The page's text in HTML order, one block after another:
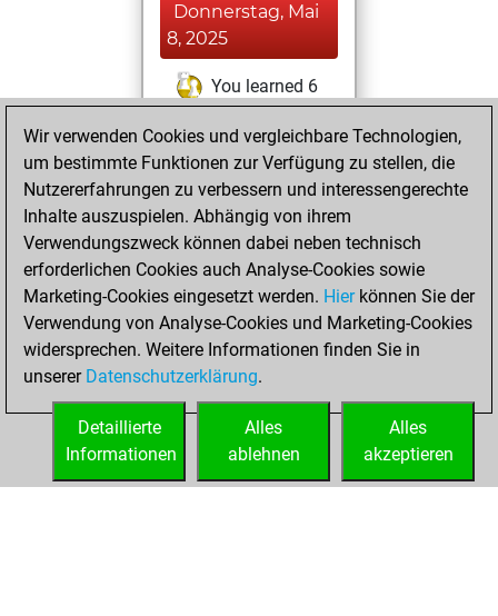
Donnerstag, Mai
8, 2025
You learned 6
Sonntag, Mai 4,
2025
You achieved a
BeautyScore of 9
Fritz
You
achieved a new Elo
of 1606
You created
your Fritz account
Wir verwenden Cookies und vergleichbare Technologien,
um bestimmte Funktionen zur Verfügung zu stellen, die
Nutzererfahrungen zu verbessern und interessengerechte
Inhalte auszuspielen. Abhängig von ihrem
Verwendungszweck können dabei neben technisch
erforderlichen Cookies auch Analyse-Cookies sowie
Marketing-Cookies eingesetzt werden. Hierkönnen Sie der
Verwendung von Analyse-Cookies und Marketing-Cookies
widersprechen. Weitere Informationen finden Sie in
unserer Datenschutzerklärung.
Alles
akzeptieren
Alles
ablehnen
Detaillierte
Informationen